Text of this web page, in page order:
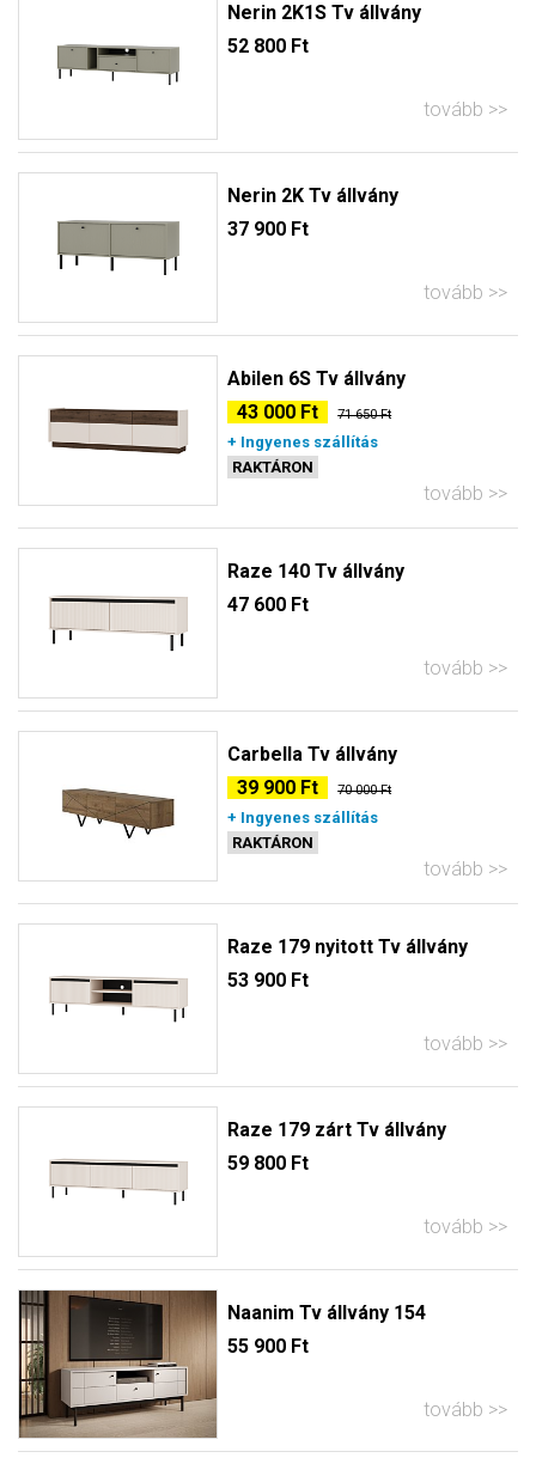
Nerin 2K1S Tv állvány
52 800 Ft
tovább
Nerin 2K Tv állvány
37 900 Ft
tovább
Abilen 6S Tv állvány
43 000 Ft
71 650 Ft
+ Ingyenes szállítás
RAKTÁRON
tovább
Raze 140 Tv állvány
47 600 Ft
tovább
Carbella Tv állvány
39 900 Ft
70 000 Ft
+ Ingyenes szállítás
RAKTÁRON
tovább
Raze 179 nyitott Tv állvány
53 900 Ft
tovább
Raze 179 zárt Tv állvány
59 800 Ft
tovább
Naanim Tv állvány 154
55 900 Ft
tovább